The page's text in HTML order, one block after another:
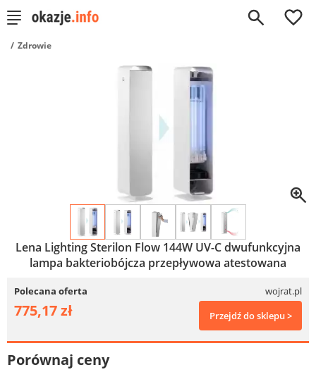
0
Zdrowie
Lena Lighting Sterilon Flow 144W UV-C dwufunkcyjna
lampa bakteriobójcza przepływowa atestowana
Polecana oferta wojrat.pl
775,17 zł Przejdź do sklepu >
Porównaj ceny